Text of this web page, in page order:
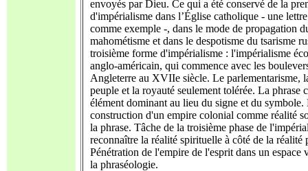
envoyés par Dieu. Ce qui a été conservé de la
d'impérialisme dans l’Église catholique - une
comme exemple -, dans le mode de propagation
mahométisme et dans le despotisme du tsarisme
troisième forme d'impérialisme : l'impérialisme
anglo-américain, qui commence avec les
Angleterre au XVIIe siècle. Le parlementarisme,
peuple et la royauté seulement tolérée. La phrase
élément dominant au lieu du signe et du symbole.
construction d'un empire colonial comme réalité
la phrase. Tâche de la troisième phase de
reconnaître la réalité spirituelle à côté de la réalité
Pénétration de l'empire de l'esprit dans un espace
la phraséologie.